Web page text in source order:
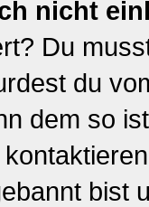
nicht
Du
du
dem so
bist